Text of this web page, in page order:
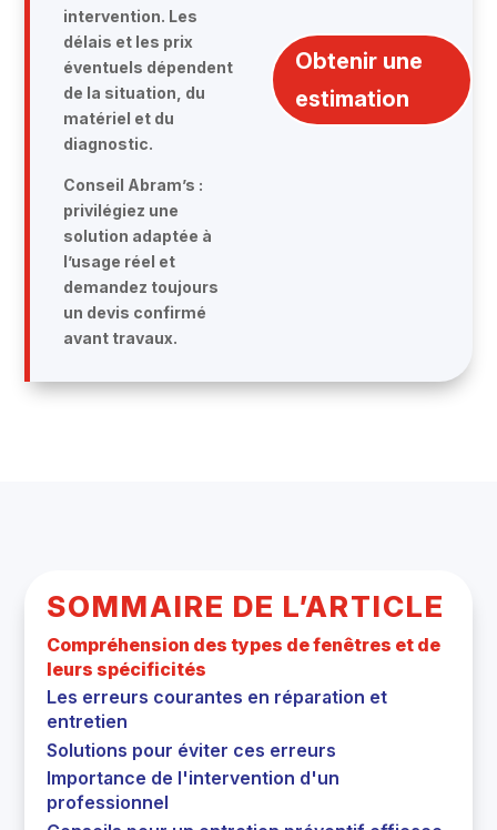
intervention. Les
délais et les prix
éventuels dépendent
de la situation, du
matériel et du
diagnostic.
Conseil Abram’s :
privilégiez une
solution adaptée à
l’usage réel et
demandez toujours
un devis confirmé
avant travaux.
Obtenir une
estimation
SOMMAIRE DE L’ARTICLE
Compréhension des types de fenêtres et de
leurs spécificités
Les erreurs courantes en réparation et
entretien
Solutions pour éviter ces erreurs
Importance de l'intervention d'un
professionnel